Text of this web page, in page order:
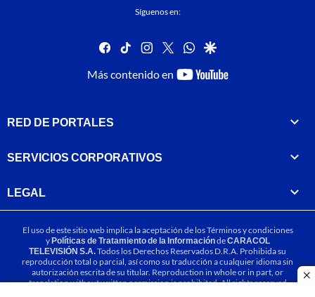
Síguenos en:
facebook
tiktok instagram
twitterwhatsapp
google
Más contenido en
youtube-
RED DE PORTALES
SERVICIOS CORPORATIVOS
LEGAL
El uso de este sitio web implica la aceptación de losTérminos y condiciones
yPolíticas de Tratamiento de la InformacióndeCARACOL
TELEVISIÓN S.A.Todos los Derechos Reservados D.R.A. Prohibida su
reproducción total o parcial, así como su traducción a cualquier idioma sin
autorización escrita de su titular. Reproduction in whole or in part, or
translation without written permission is prohibited. All rights reserved